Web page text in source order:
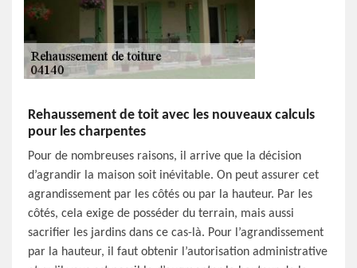
Rehaussement de toit avec les nouveaux calculs
pour les charpentes
Pour de nombreuses raisons, il arrive que la décision
d’agrandir la maison soit inévitable. On peut assurer cet
agrandissement par les côtés ou par la hauteur. Par les
côtés, cela exige de posséder du terrain, mais aussi
sacrifier les jardins dans ce cas-là. Pour l’agrandissement
par la hauteur, il faut obtenir l’autorisation administrative